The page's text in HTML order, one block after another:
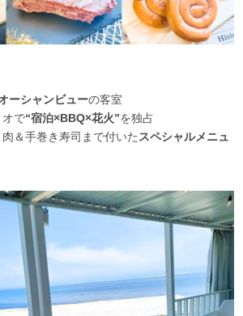
ーシャンビューの客室
オで“宿泊×BBQ×花火”を独占
＆手巻き寿司まで付いたスペシャルメニュ